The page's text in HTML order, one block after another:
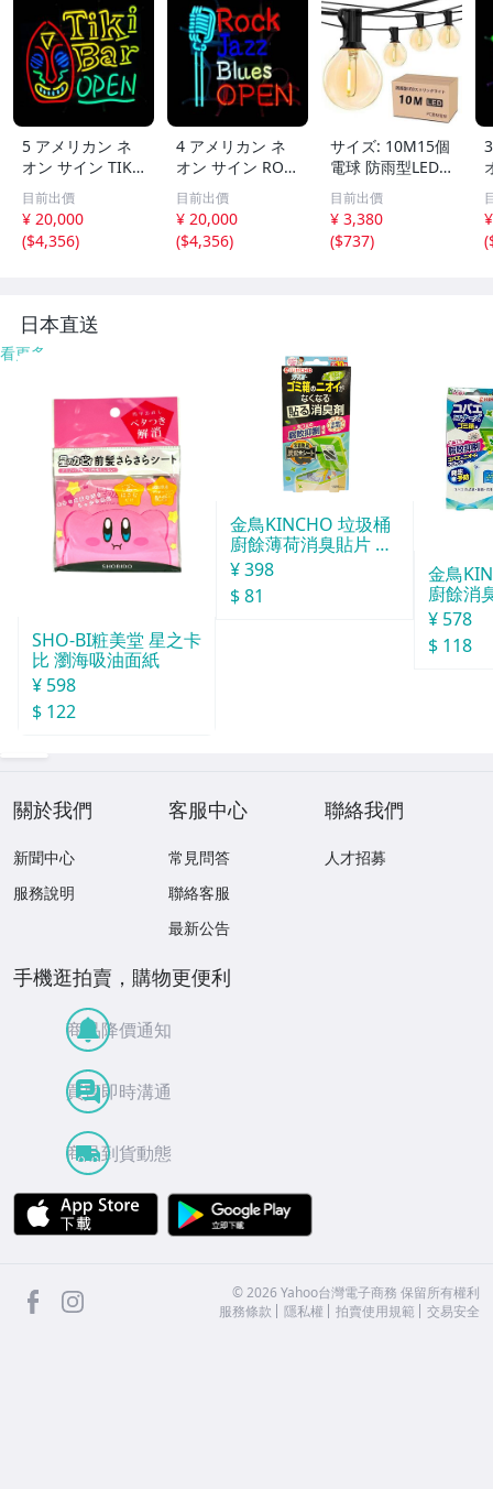
5 アメリカン ネ
オン サイン TIKI
BAR 高さ約52cm
幅約60cm 奥行約
13cm 看板 ネオ
ン管 光る看板
目前出價
¥ 20,000
($4,356)
4 アメリカン ネ
オン サイン ROC
K JAZZ BLUES OP
EN 高さ約51cm
幅約51cm 奥行約
13cm 看板 ネオ
目前出價
¥ 20,000
($4,356)
サイズ: 10M15個
電球 防雨型LED
ストリングライト
10M 15個LED電
球付き E12口金 2
700K電球色 PC素
目前出價
¥ 3,380
($737)
(
日本直送
看更多
SHO-BI粧美堂 星之卡
比 瀏海吸油面紙
¥ 598
$ 122
金鳥KINCHO 垃圾桶
廚餘薄荷消臭貼片 約
30天分
¥ 398
$ 81
金鳥
廚餘消
分
¥ 578
$ 118
關於我們
新聞中心
服務說明
客服中心
常見問答
聯絡客服
最新公告
聯絡我們
人才招募
手機逛拍賣，購物更便利
商品降價通知
買賣即時溝通
商品到貨動態
APP Store
facebook ©2026 Yahoo台灣電子商務 保留所有權利
服務條款
隱私權 拍賣使用規範 交易安全